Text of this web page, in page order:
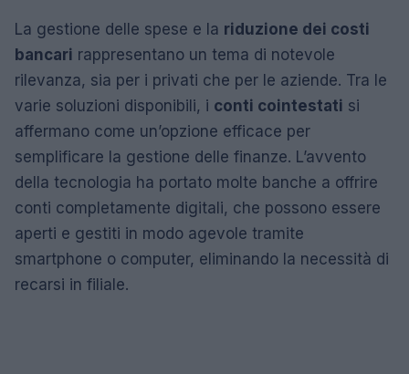
La gestione delle spese e la riduzione dei costi
bancari rappresentano un tema di notevole
rilevanza, sia per i privati che per le aziende. Tra le
varie soluzioni disponibili, i conti cointestati si
affermano come un’opzione efficace per
semplificare la gestione delle finanze. L’avvento
della tecnologia ha portato molte banche a offrire
conti completamente digitali, che possono essere
aperti e gestiti in modo agevole tramite
smartphone o computer, eliminando la necessità di
recarsi in filiale.